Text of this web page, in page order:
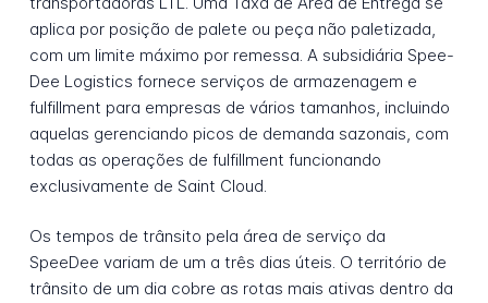
aplica por posição de palete ou peça não paletizada,
com um limite máximo por remessa. A subsidiária Spee-
Dee Logistics fornece serviços de armazenagem e
fulfillment para empresas de vários tamanhos, incluindo
aquelas gerenciando picos de demanda sazonais, com
todas as operações de fulfillment funcionando
exclusivamente de Saint Cloud.
Os tempos de trânsito pela área de serviço da
SpeeDee variam de um a três dias úteis. O território de
trânsito de um dia cobre as rotas mais ativas dentro da